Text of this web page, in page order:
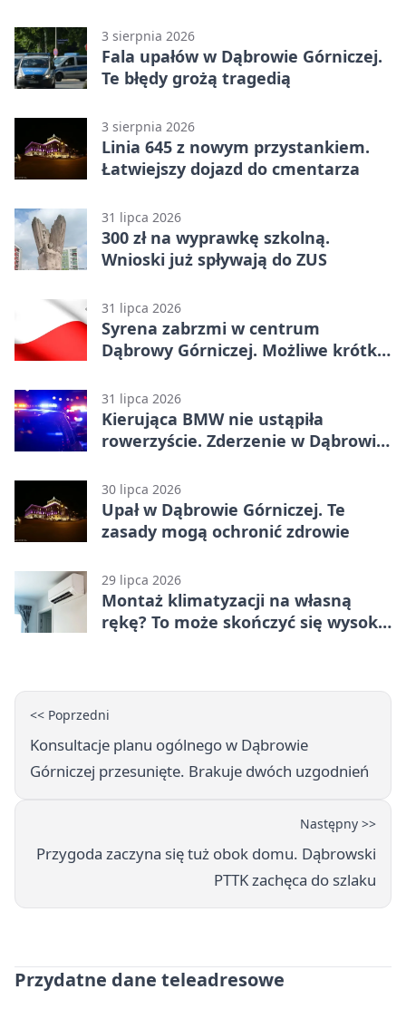
3 sierpnia 2026
Fala upałów w Dąbrowie Górniczej.
Te błędy grożą tragedią
3 sierpnia 2026
Linia 645 z nowym przystankiem.
Łatwiejszy dojazd do cmentarza
31 lipca 2026
300 zł na wyprawkę szkolną.
Wnioski już spływają do ZUS
31 lipca 2026
Syrena zabrzmi w centrum
Dąbrowy Górniczej. Możliwe krótkie
31 lipca 2026
Kierująca BMW nie ustąpiła
rowerzyście. Zderzenie w Dąbrowie
30 lipca 2026
Upał w Dąbrowie Górniczej. Te
zasady mogą ochronić zdrowie
29 lipca 2026
Montaż klimatyzacji na własną
rękę? To może skończyć się wysoką
<< Poprzedni
Konsultacje planu ogólnego w Dąbrowie
Górniczej przesunięte. Brakuje dwóch uzgodnień
Następny >>
Przygoda zaczyna się tuż obok domu. Dąbrowski
PTTK zachęca do szlaku
Przydatne dane teleadresowe